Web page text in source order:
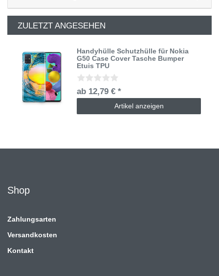
ZULETZT ANGESEHEN
Handyhülle Schutzhülle für Nokia
G50 Case Cover Tasche Bumper
Etuis TPU
ab 12,79 € *
Artikel anzeigen
Shop
Zahlungsarten
Versandkosten
Kontakt